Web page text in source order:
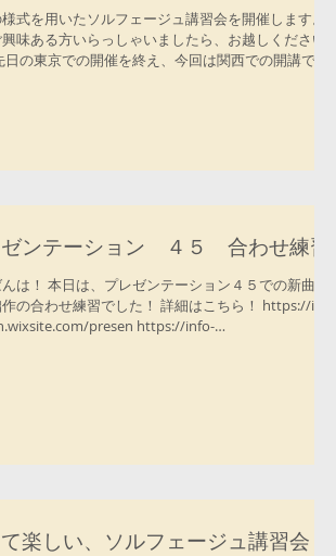
式を用いたソルフェージュ講習会を開催します。
味ある方いらっしゃいましたら、お越しくださいま
日の東京での開催を終え、今回は関西での開講で
ンテーション ４５ 合わせ練習
んは！ 本日は、プレゼンテーション４５での新曲初
の合わせ練習でした！ 詳細はこちら！ https://info-
presen https://info-
楽しい、ソルフェージュ講習会